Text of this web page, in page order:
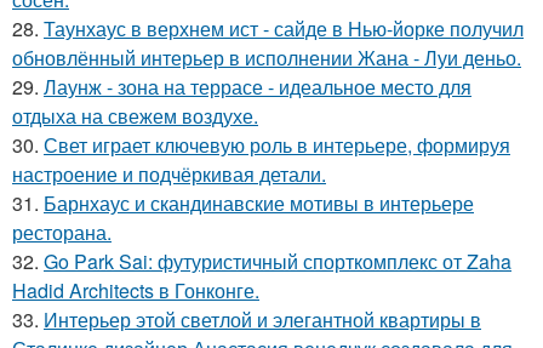
28. Таунхаус в верхнем ист - сайде в Нью-йорке получил
обновлённый интерьер в исполнении Жана - Луи деньо.
29. Лаунж - зона на террасе - идеальное место для
отдыха на свежем воздухе.
30. Свет играет ключевую роль в интерьере, формируя
настроение и подчёркивая детали.
31. Барнхаус и скандинавские мотивы в интерьере
ресторана.
32. Go Park Sai: футуристичный спорткомплекс от Zaha
Hadid Architects в Гонконге.
33. Интерьер этой светлой и элегантной квартиры в